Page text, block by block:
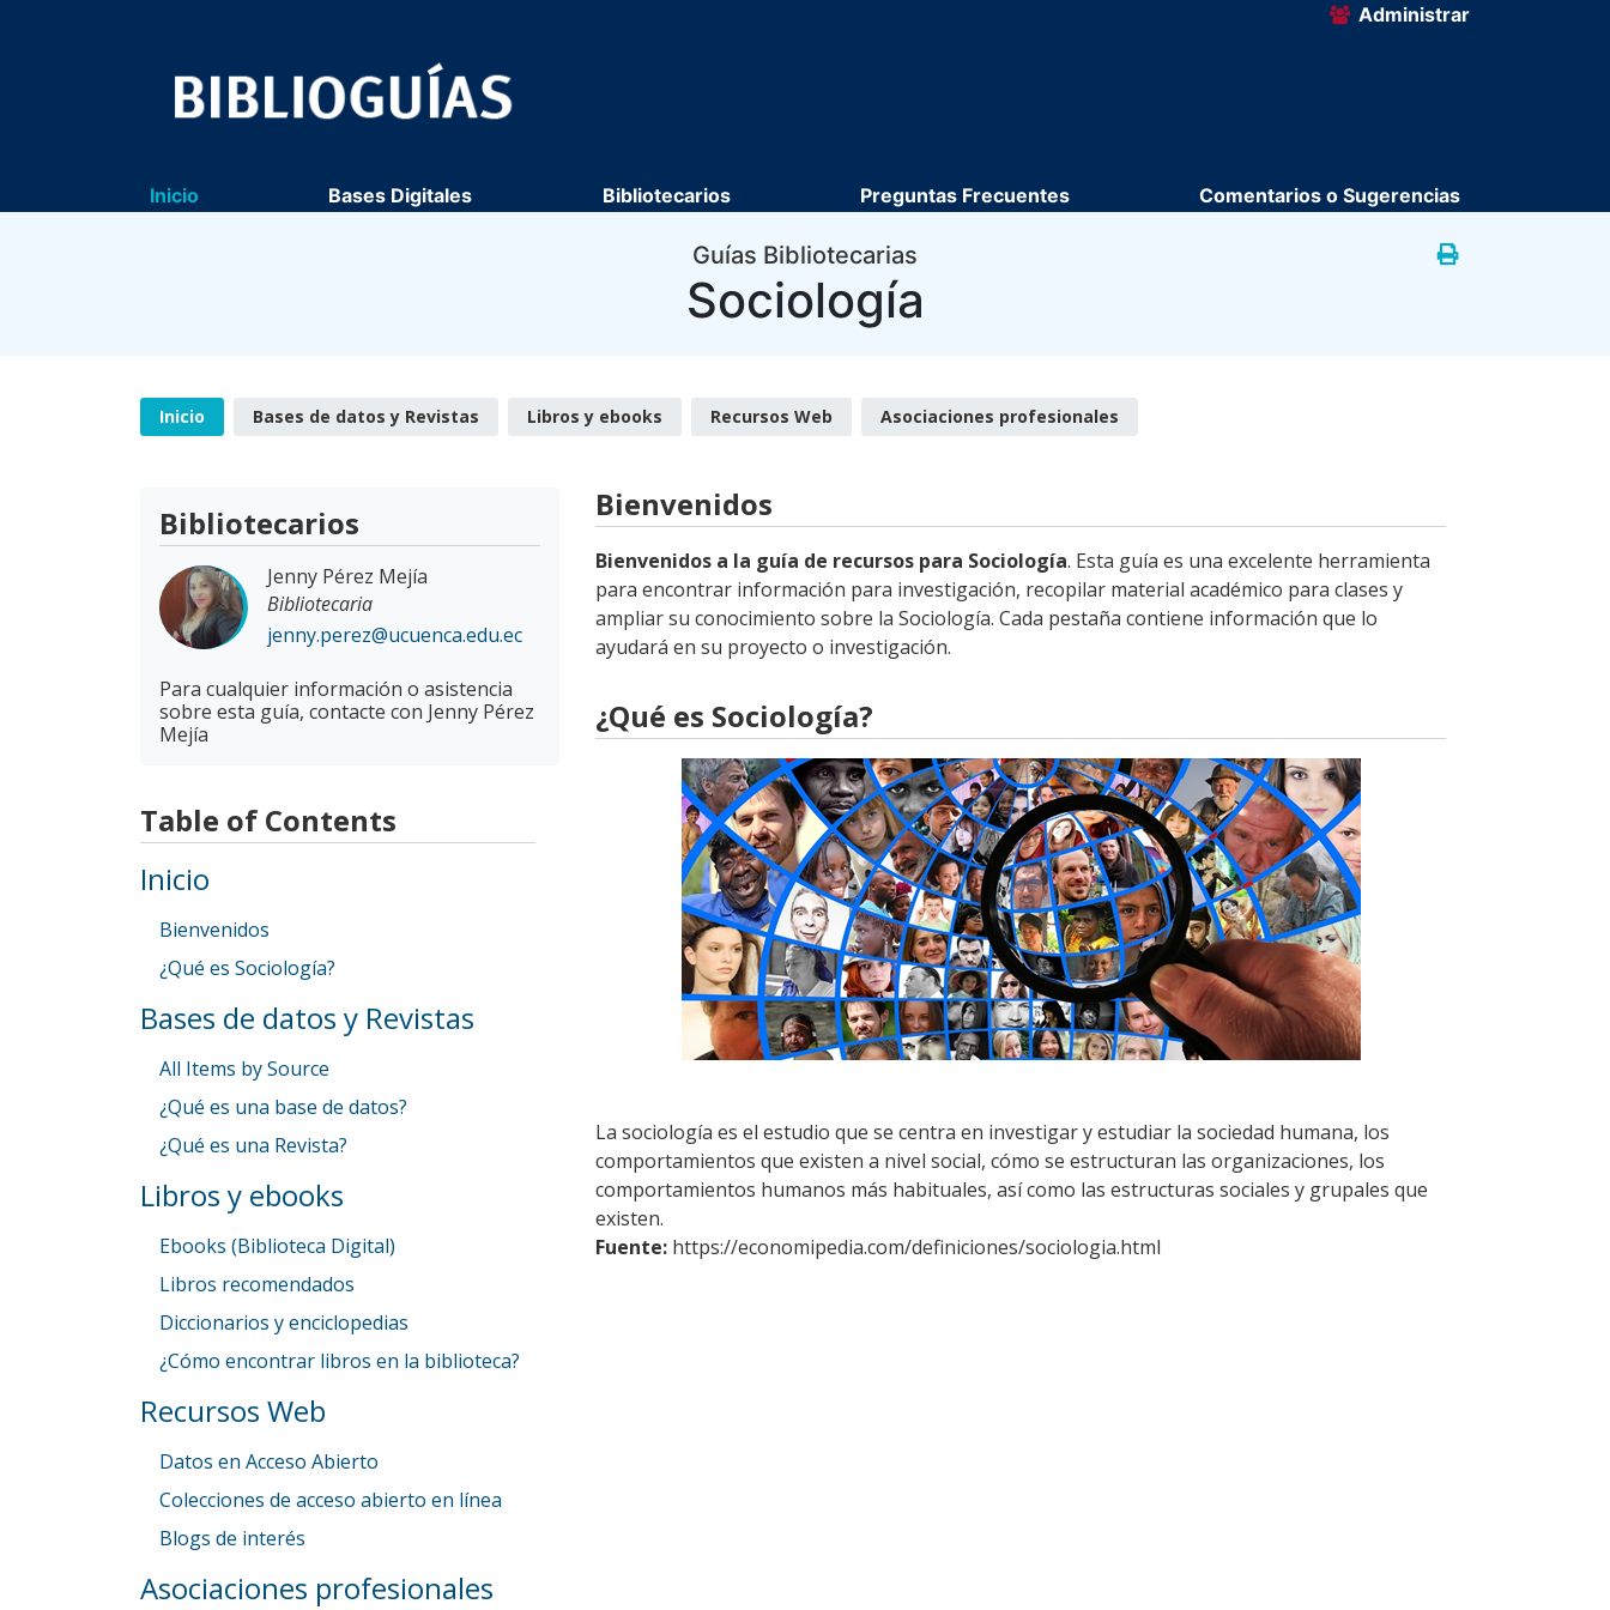
Administrar
Inicio Bases Digitales Bibliotecarios Preguntas Frecuentes Comentarios o Sugerencias
Guías Bibliotecarias
Sociología
Inicio Bases de datos y Revistas Libros y ebooks Recursos Web Asociaciones profesionales
Bibliotecarios
Jenny Pérez Mejía
Bibliotecaria
jenny.perez@ucuenca.edu.ec
Para cualquier información o asistencia
sobre esta guía, contacte con Jenny Pérez
Mejía
Table of Contents
Inicio
Bienvenidos
¿Qué es Sociología?
Bases de datos y Revistas
All Items by Source
¿Qué es una base de datos?
¿Qué es una Revista?
Libros y ebooks
Ebooks (Biblioteca Digital)
Libros recomendados
Diccionarios y enciclopedias
¿Cómo encontrar libros en la biblioteca?
Recursos Web
Datos en Acceso Abierto
Colecciones de acceso abierto en línea
Blogs de interés
Asociaciones profesionales
Bienvenidos
Bienvenidos a la guía de recursos para Sociología. Esta guía es una excelente herramienta
para encontrar información para investigación, recopilar material académico para clases y
ampliar su conocimiento sobre la Sociología. Cada pestaña contiene información que lo
ayudará en su proyecto o investigación.
¿Qué es Sociología?
La sociología es el estudio que se centra en investigar y estudiar la sociedad humana, los
comportamientos que existen a nivel social, cómo se estructuran las organizaciones, los
comportamientos humanos más habituales, así como las estructuras sociales y grupales que
existen.
Fuente: https://economipedia.com/definiciones/sociologia.html